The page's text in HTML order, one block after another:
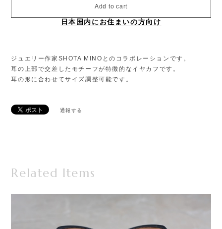
Add to cart
日本国内にお住まいの方向け
ジュエリー作家SHOTA MINOとのコラボレーションです。
⽿の上部で交差したモチーフが特徴的なイヤカフです。
⽿の形に合わせてサイズ調整可能です。
通報する
Related Items